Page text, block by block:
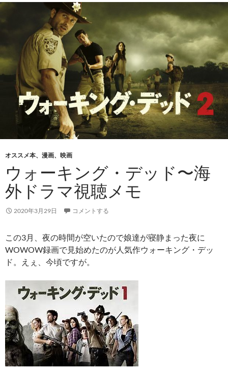
オススメ本、漫画、映画
ウォーキング・デッド〜海
外ドラマ視聴メモ
2020年3月29日 コメントする
この3月、夜の時間が空いたので娘達が寝静まった夜に
WOWOW録画で見始めたのが人気作ウォーキング・デッ
ド。えぇ、今頃ですが。